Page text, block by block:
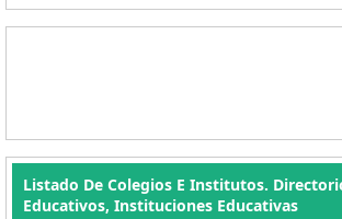
Listado De Colegios E Institutos.
Educativos, Instituciones Educativas